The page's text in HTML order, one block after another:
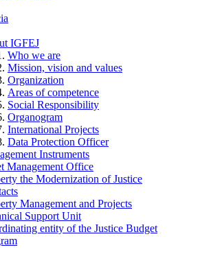
IGFEJ
Who we are
Mission, vision and values
Organization
Areas of competence
Social Responsibility
Organogram
International Projects
Data Protection Officer
Instruments
Management Office
the Modernization of Justice
Management and Projects
Support Unit
entity of the Justice Budget